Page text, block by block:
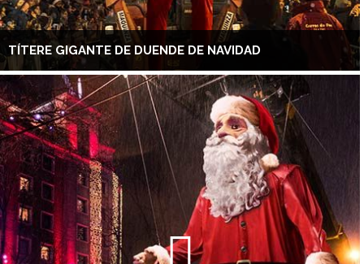
TÍTERE GIGANTE DE DUENDE DE NAVIDAD